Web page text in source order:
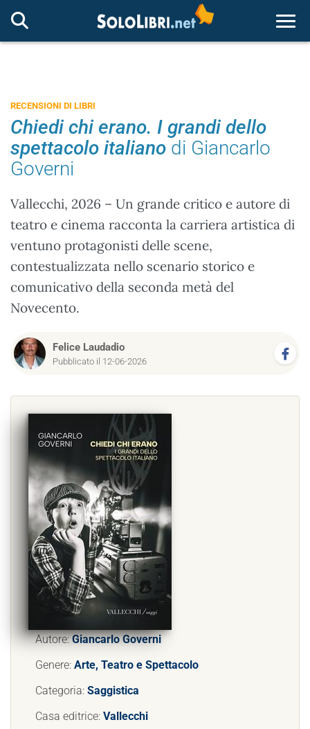
RECENSIONI DI LIBRI
Chiedi chi erano. I grandi dello
spettacolo italiano di Giancarlo
Governi
Vallecchi, 2026 – Un grande critico e autore di
teatro e cinema racconta la carriera artistica di
ventuno protagonisti delle scene,
contestualizzata nello scenario storico e
comunicativo della seconda metà del
Novecento.
Felice Laudadio
Pubblicato il 12-06-2026
Autore:Giancarlo Governi
Genere: Arte, Teatro e Spettacolo
Categoria: Saggistica
Casa editrice: Vallecchi